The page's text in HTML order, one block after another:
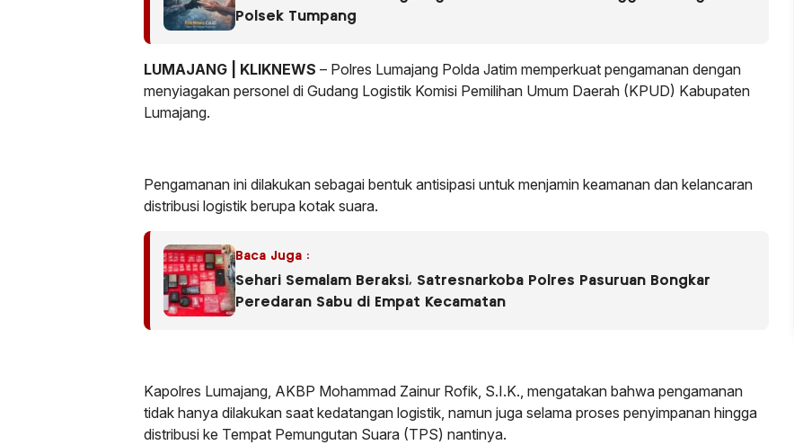
Polsek Tumpang
LUMAJANG | KLIKNEWS – Polres Lumajang Polda Jatim memperkuat pengamanan dengan
menyiagakan personel di Gudang Logistik Komisi Pemilihan Umum Daerah (KPUD) Kabupaten
Lumajang.
Pengamanan ini dilakukan sebagai bentuk antisipasi untuk menjamin keamanan dan kelancaran
distribusi logistik berupa kotak suara.
Baca Juga :
Sehari Semalam Beraksi, Satresnarkoba Polres Pasuruan Bongkar
Peredaran Sabu di Empat Kecamatan
Kapolres Lumajang, AKBP Mohammad Zainur Rofik, S.I.K., mengatakan bahwa pengamanan
tidak hanya dilakukan saat kedatangan logistik, namun juga selama proses penyimpanan hingga
distribusi ke Tempat Pemungutan Suara (TPS) nantinya.